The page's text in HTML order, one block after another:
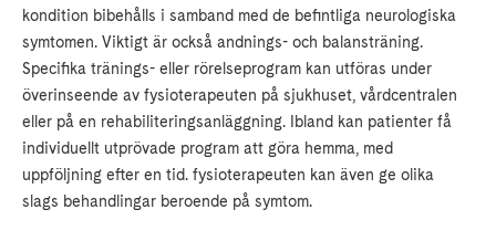
kondition bibehålls i samband med de befintliga neurologiska
symtomen. Viktigt är också andnings- och balansträning.
Specifika tränings- eller rörelseprogram kan utföras under
överinseende av fysioterapeuten på sjukhuset, vårdcentralen
eller på en rehabiliteringsanläggning. Ibland kan patienter få
individuellt utprövade program att göra hemma, med
uppföljning efter en tid. fysioterapeuten kan även ge olika
slags behandlingar beroende på symtom.